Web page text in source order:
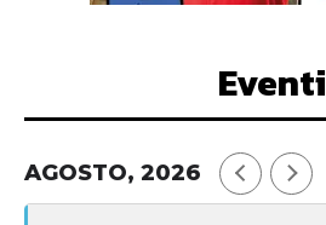
Eventi
AGOSTO, 2026